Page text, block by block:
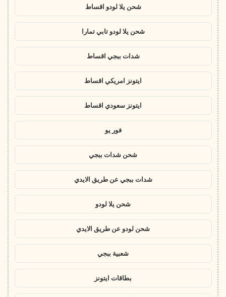
شحن يلا لودو اقساط
شحن يلا لودو تابي تمارا
شدات ببجي اقساط
ايتونز امريكي اقساط
ايتونز سعودي اقساط
فور يو
شحن شدات ببجي
شدات ببجي عن طريق الايدي
شحن يلا لودو
شحن لودو عن طريق الايدي
شعبية ببجي
بطاقات ايتونز